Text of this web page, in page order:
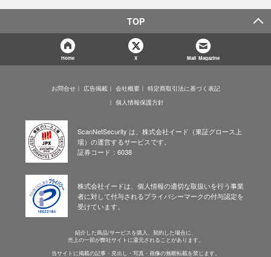
TOP
Home X Mail Magazine
お問合せ 広告掲載 会社概要
特定商取引法に基づく表記
個人情報保護方針
ScanNetSecurity は、株式会社イード（東証グロース上
場）の運営するサービスです。
証券コード：6038
株式会社イードは、個人情報の適切な取扱いを行う事業
者に対して付与されるプライバシーマークの付与認定を
受けています。
紹介した商品/サービスを購入、契約した場合に、
売上の一部が弊社サイトに還元されることがあります。
当サイトに掲載の記事・見出し・写真・画像の無断転載を禁じます。